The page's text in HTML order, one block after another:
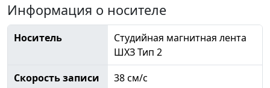
Информация о носителе
Носитель
Студийная магнитная лента
ШХЗ Тип 2
Скорость записи
38 см/с